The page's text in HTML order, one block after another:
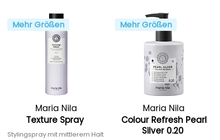
Mehr Größen
Maria Nila
Texture Spray
Stylingspray mit mittlerem Halt
Mehr Größen
Maria Nila
Colour Refresh Pearl
Silver 0.20